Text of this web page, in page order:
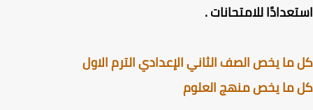
للامتحانات .
يخص الصف الثاني الإعدادي الترم الاول
ما يخص منهج العلوم